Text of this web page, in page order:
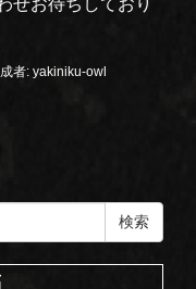
せお待ちしており
者: yakiniku-owl